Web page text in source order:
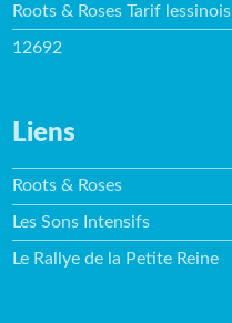
Roots & Roses Tarif lessinois
12692
Liens
Roots & Roses
Les Sons Intensifs
Le Rallye de la Petite Reine